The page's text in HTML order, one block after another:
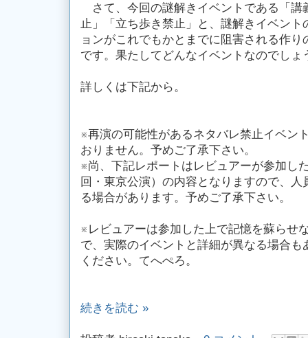
さて、今回の謎解きイベントである「講
止」「立ち歩き禁止」と、謎解きイベン
ョンがこれでもかとまでに阻害される作
です。果たしてどんなイベントなのでしょ
詳しくは下記から。
※再演の可能性があるネタバレ禁止イベン
おりません。予めご了承下さい。
※尚、下記レポートはレビュアーが参加し
回・東京公演）の内容となりますので、
る場合があります。予めご了承下さい。
※レビュアーは参加した上で記憶を蘇らせ
で、実際のイベントと詳細が異なる場合
ください。てへぺろ。
続きを読む »